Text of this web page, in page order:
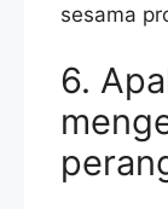
sesama
6.